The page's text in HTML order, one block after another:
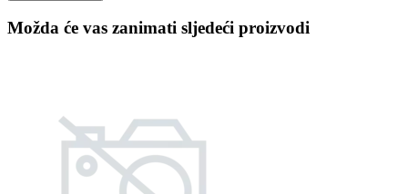
Možda će vas zanimati sljedeći proizvodi